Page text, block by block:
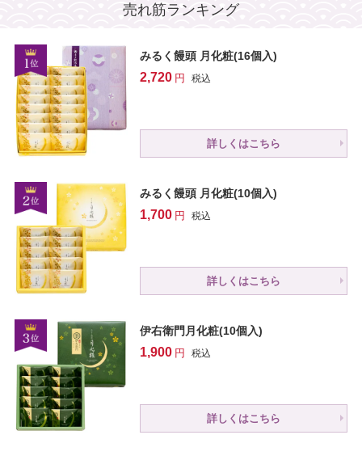
売れ筋ランキング
みるく饅頭 月化粧(16個入)
2,720 税込
詳しくはこちら
みるく饅頭 月化粧(10個入)
1,700 税込
詳しくはこちら
伊右衛門月化粧(10個入)
1,900 税込
詳しくはこちら